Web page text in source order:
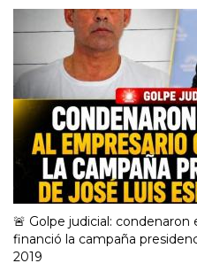
🚨 Golpe judicial: condenaron
financió la campaña
2019